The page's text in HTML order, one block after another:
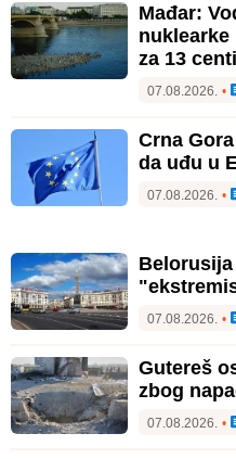
Mađar:
nuklearke
za 13
07.08.2026. •
Crna
da uđu u
07.08.2026. •
07.08.2026. •
Gutereš
zbog
07.08.2026. •